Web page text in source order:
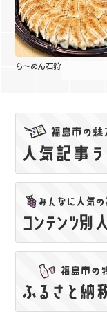
ら～めん石狩